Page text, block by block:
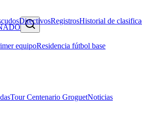
DirectivosRegistrosHistorial de
equipoResidencia fútbol base
Tour Centenario GroguetNoticias